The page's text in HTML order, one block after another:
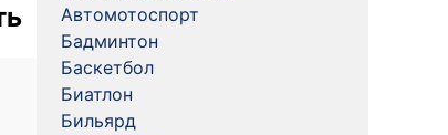
Автомотоспорт
Бадминтон
Баскетбол
Биатлон
Бильярд